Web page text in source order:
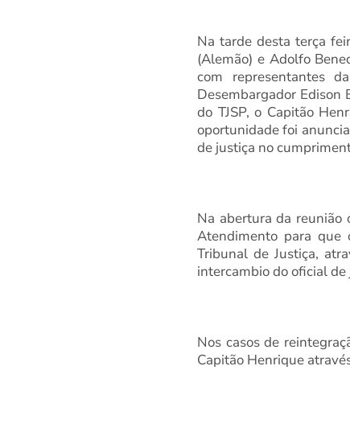
Na tarde desta terça
(Alemão) e Adolfo
com representantes
Desembargador Edison
do TJSP, o Capitão
oportunidade foi
de justiça no
Na abertura da reunião
Atendimento para que
Tribunal de Justiça,
intercambio do oficial de
Nos casos de
Capitão Henrique